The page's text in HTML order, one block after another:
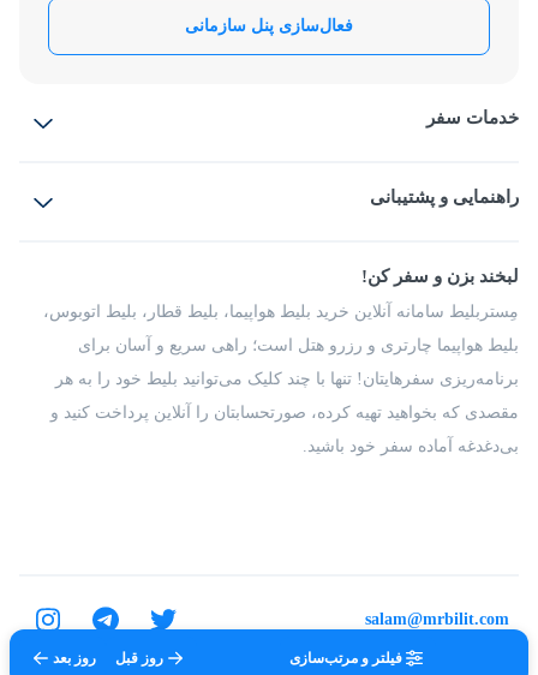
فیلتر و مرتب‌سازی روز قبل روز بعد
فعال‌سازی پنل سازمانی
خدمات سفر
بلیط قطار
راهنمایی و پشتیبانی
شرایط و مقررات
راهکار سازمانی
فرصت‌های شغلی
درباره ما
لبخند بزن و سفر کن!
مِستربلیط سامانه آنلاین خرید بلیط هواپیما، بلیط قطار، بلیط اتوبوس،
بلیط هواپیما چارتری و رزرو هتل است؛ راهی سریع و آسان برای
برنامه‌ریزی سفرهایتان! تنها با چند کلیک می‌توانید بلیط خود را به هر
مقصدی که بخواهید تهیه کرده، صورتحسابتان را آنلاین پرداخت کنید و
بی‌دغدغه آماده سفر خود باشید.
تمامی حقوق برای شرکت عتیق گشت اصفهان محفوظ است.
salam@mrbilit.com